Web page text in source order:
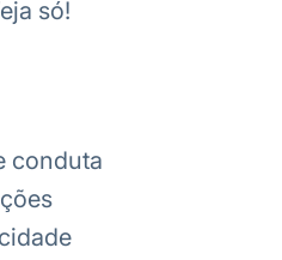
só!
conduta